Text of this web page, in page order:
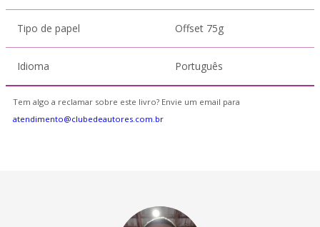
Tipo de papel Offset 75g
Idioma Português
Tem algo a reclamar sobre este livro? Envie um email para
atendimento@clubedeautores.com.br